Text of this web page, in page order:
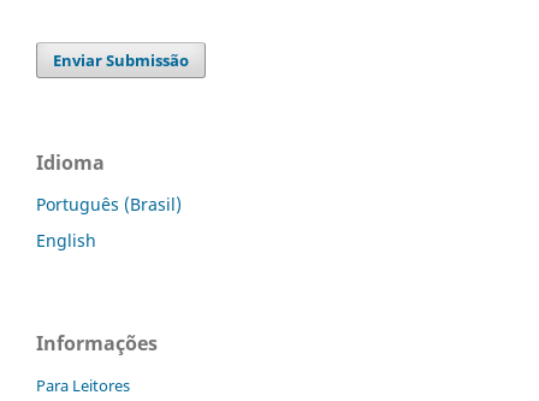
Enviar Submissão
Idioma
Português (Brasil)
English
Informações
Para Leitores